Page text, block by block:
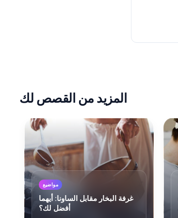
المزيد من القصص لك
مواضيع
غرفة البخار مقابل الساونا: أيهما
أفضل لك؟